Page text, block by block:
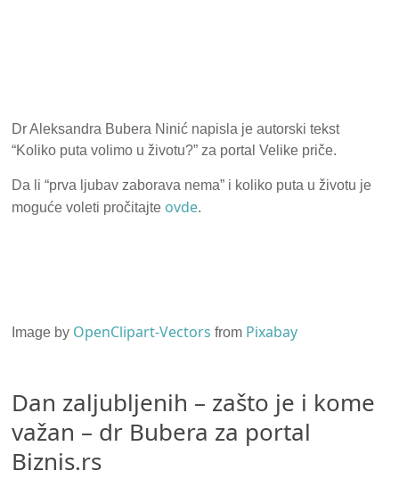
Dr Aleksandra Bubera Ninić napisla je autorski tekst
“Koliko puta volimo u životu?” za portal Velike priče.
Da li “prva ljubav zaborava nema” i koliko puta u životu je
moguće voleti pročitajte ovde.
Image by OpenClipart-Vectors from Pixabay
Dan zaljubljenih – zašto je i kome
važan – dr Bubera za portal
Biznis.rs